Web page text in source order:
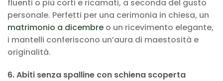
fluenti o più corti e ricamati, a seconda del gusto
personale. Perfetti per una cerimonia in chiesa, un
matrimonio a dicembre o un ricevimento elegante,
i mantelli conferiscono un’aura di maestosità e
originalità.
6. Abiti senza spalline con schiena scoperta